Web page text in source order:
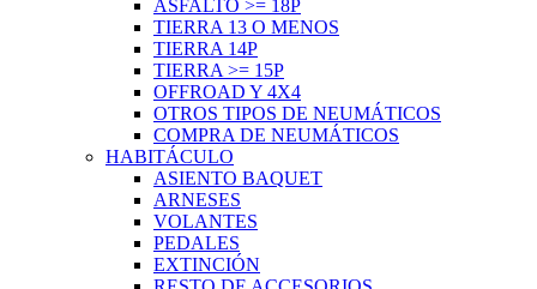
ASFALTO >= 18P
TIERRA 13 O MENOS
TIERRA 14P
TIERRA >= 15P
OFFROAD Y 4X4
OTROS TIPOS DE NEUMÁTICOS
COMPRA DE NEUMÁTICOS
HABITÁCULO
ASIENTO BAQUET
ARNESES
VOLANTES
PEDALES
EXTINCIÓN